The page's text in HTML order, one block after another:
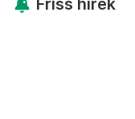
Friss hírek